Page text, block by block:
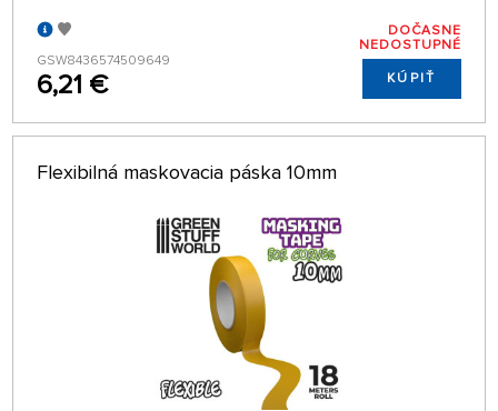
GSW8436574509649
6,21 €
DOČASNE
NEDOSTUPNÉ
KÚPIŤ
Flexibilná maskovacia páska 10mm